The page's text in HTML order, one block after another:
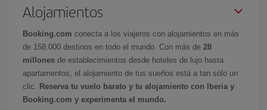
Alojamientos
Booking.com conecta a los viajeros con alojamientos en más
de 158.000 destinos en todo el mundo. Con más de 28
millones de establecimientos desde hoteles de lujo hasta
apartamentos, el alojamiento de tus sueños está a tan sólo un
clic.
Reserva tu vuelo barato y tu alojamiento con Iberia y
Booking.com y experimenta el mundo.